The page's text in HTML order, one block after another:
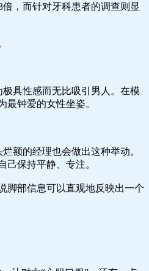
，而针对牙科患者的调查则显
具性感而无比吸引男人。在模
钟爱的女性坐姿。
额的经理也会做出这种举动。
保持平静、专注。
脚部信息可以直观地反映出一个